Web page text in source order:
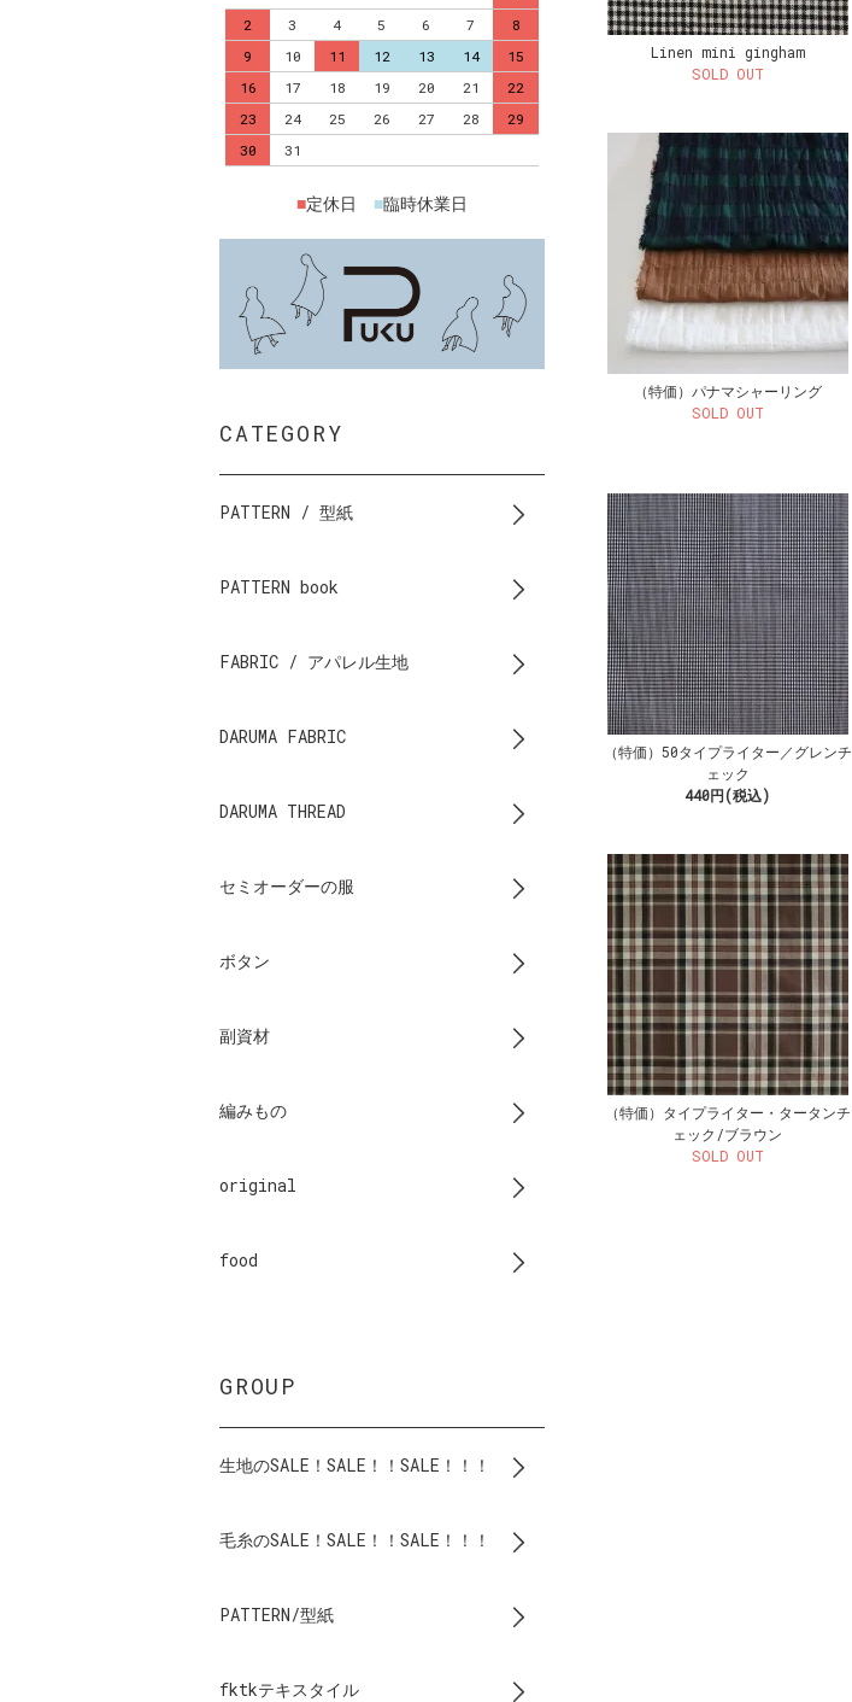
Linen mini gingham
SOLD OUT
（特価）パナマシャーリング
SOLD OUT
（特価）50タイプライター／グレンチ
ェック
440円(税込)
（特価）タイプライター・タータンチ
ェック/ブラウン
SOLD OUT
2
3 4 5 6 7
8
9
10 11 12 13 14
15
16
17 18 19 20 21
22
23
24 25 26 27 28
29
30
31
■定休日 ■臨時休業日
CATEGORY
PATTERN / 型紙
PATTERN book
FABRIC / アパレル生地
DARUMA FABRIC
DARUMA THREAD
セミオーダーの服
ボタン
副資材
編みもの
original
food
GROUP
生地のSALE！SALE！！SALE！！！
毛糸のSALE！SALE！！SALE！！！
PATTERN/型紙
fktkテキスタイル